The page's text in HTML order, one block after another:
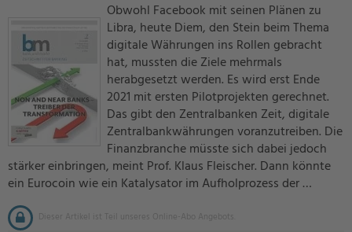
Obwohl Facebook mit seinen Plänen zu
Libra, heute Diem, den Stein beim Thema
digitale Währungen ins Rollen gebracht
hat, mussten die Ziele mehrmals
herabgesetzt werden. Es wird erst Ende
2021 mit ersten Pilotprojekten gerechnet.
Das gibt den Zentralbanken Zeit, digitale
Zentralbankwährungen voranzutreiben. Die
Finanzbranche müsste sich dabei jedoch
stärker einbringen, meint Prof. Klaus Fleischer. Dann könnte
ein Eurocoin wie ein Katalysator im Aufholprozess der …
Dieser Artikel ist Teil unseres Online-Abo Angebots.